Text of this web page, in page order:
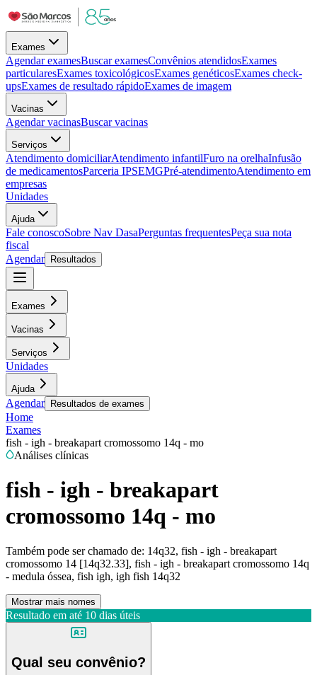
Exames
Agendar examesBuscar examesConvênios atendidosExames
particularesExames toxicológicosExames genéticosExames check-
upsExames de resultado rápidoExames de imagem
Vacinas
Agendar vacinasBuscar vacinas
Serviços
Atendimento domiciliarAtendimento infantilFuro na orelhaInfusão
de medicamentosParceria IPSEMGPré-atendimentoAtendimento em
empresas
Unidades
Ajuda
Fale conoscoSobre Nav DasaPerguntas frequentesPeça sua nota
fiscal
Agendar
Resultados
Exames
Vacinas
Serviços
Unidades
Ajuda
Agendar Resultados de exames
Home
Exames
fish - igh - breakapart cromossomo 14q - mo
Análises clínicas
fish - igh - breakapart
cromossomo 14q - mo
Também pode ser chamado de: 14q32, fish - igh - breakapart
cromossomo 14 [14q32.33], fish - igh - breakapart cromossomo 14q
- medula óssea, fish igh, igh fish 14q32
Mostrar mais nomes
Resultado em até 10 dias úteis
Qual seu convênio?